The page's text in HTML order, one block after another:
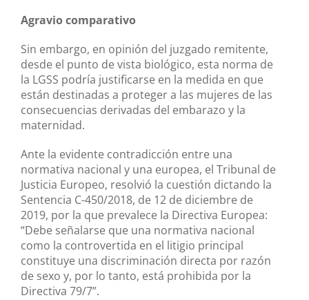
Agravio comparativo
Sin embargo, en opinión del juzgado remitente,
desde el punto de vista biológico, esta norma de
la LGSS podría justificarse en la medida en que
están destinadas a proteger a las mujeres de las
consecuencias derivadas del embarazo y la
maternidad.
Ante la evidente contradicción entre una
normativa nacional y una europea, el Tribunal de
Justicia Europeo, resolvió la cuestión dictando la
Sentencia C-450/2018, de 12 de diciembre de
2019, por la que prevalece la Directiva Europea:
“Debe señalarse que una normativa nacional
como la controvertida en el litigio principal
constituye una discriminación directa por razón
de sexo y, por lo tanto, está prohibida por la
Directiva 79/7”.